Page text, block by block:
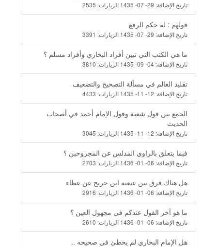
تاريخ الإضافة: 29- 07- 1435 الزيارات: 2535
قولهم : له حكم الرفع
تاريخ الإضافة: 29- 07- 1435 الزيارات: 3391
ما هي الكتب التي تبين أفراد البخاري وأفراد مسلم ؟
تاريخ الإضافة: 04- 09- 1435 الزيارات: 3810
تقليد العالم في مسألة التصحيح والتضعيف
تاريخ الإضافة: 12- 11- 1435 الزيارات: 4433
الجمع بين قول شعبة وقول الإمام أحمد في أصحاب
الحديث
تاريخ الإضافة: 12- 11- 1435 الزيارات: 3045
فيما يتعلق بالراوي المدلس عن المجروحين ؟
تاريخ الإضافة: 06- 01- 1436 الزيارات: 2703
هل هناك فرق بين عنعنة ابن جريج عن عطاء
تاريخ الإضافة: 06- 01- 1436 الزيارات: 2916
ما هو آخر القول عندكم في مجهول العين ؟
تاريخ الإضافة: 06- 01- 1436 الزيارات: 2610
هل الإمام البخاري لم يخطئ في صحيحه ..